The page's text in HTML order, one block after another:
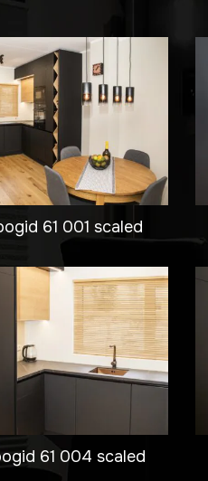
61 001 scaled
61 004 scaled